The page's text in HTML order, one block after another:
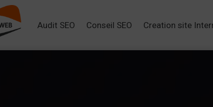
Audit SEO Conseil SEO Creation site